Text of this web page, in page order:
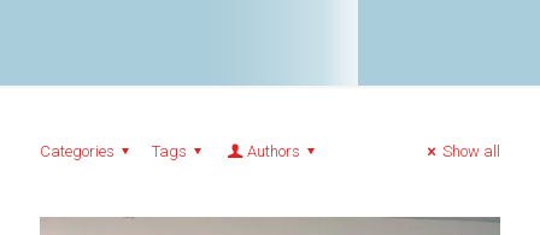
Categories Tags Authors Show all